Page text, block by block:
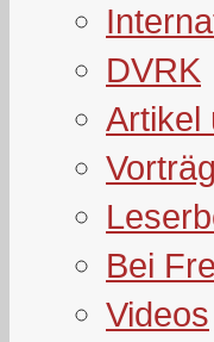
DVRK
Artikel
Bei
Videos